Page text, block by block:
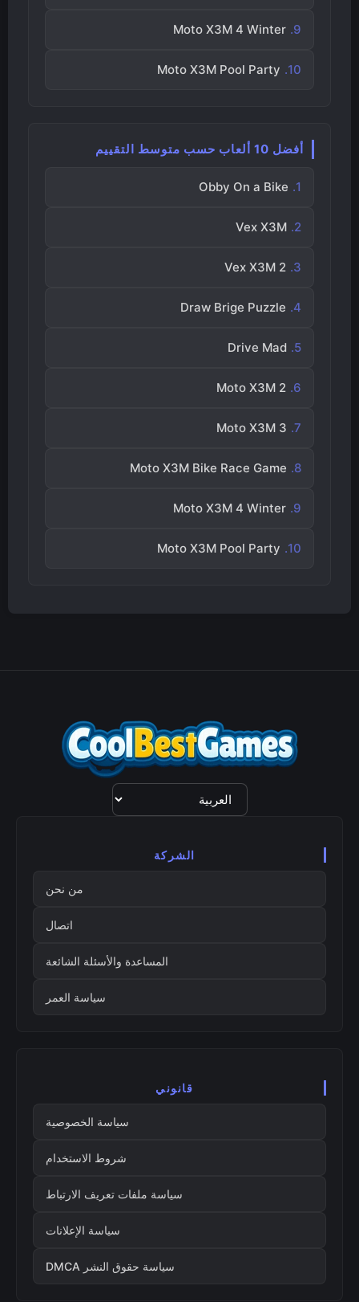
Moto X3M 4 Winter
Moto X3M Pool Party
أفضل 10 ألعاب حسب متوسط التقييم
Obby On a Bike
Vex X3M
Vex X3M 2
Draw Brige Puzzle
Drive Mad
Moto X3M 2
Moto X3M 3
Moto X3M Bike Race Game
Moto X3M 4 Winter
Moto X3M Pool Party
اختيار
اللغة
الشركة
من نحن
اتصال
المساعدة والأسئلة الشائعة
سياسة العمر
قانوني
سياسة الخصوصية
شروط الاستخدام
سياسة ملفات تعريف الارتباط
سياسة الإعلانات
سياسة حقوق النشر DMCA